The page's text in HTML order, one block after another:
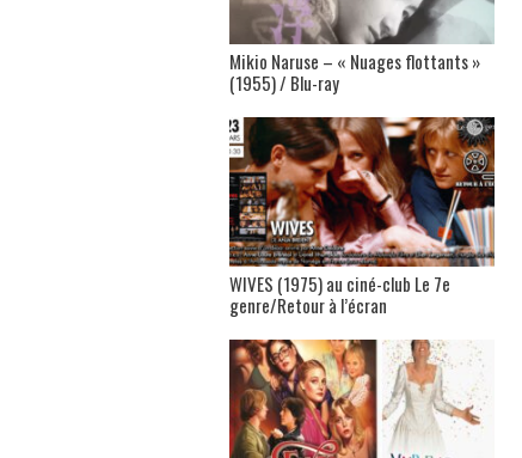
Mikio Naruse – « Nuages flottants »
(1955) / Blu-ray
WIVES (1975) au ciné-club Le 7e
genre/Retour à l’écran